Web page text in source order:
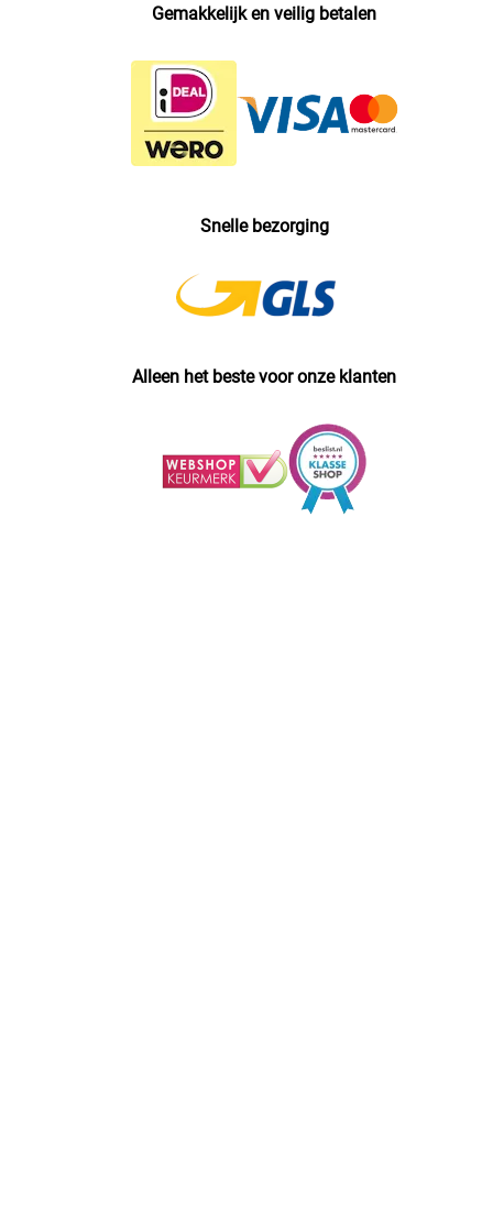
Gemakkelijk en veilig betalen
Snelle bezorging
Alleen het beste voor onze klanten